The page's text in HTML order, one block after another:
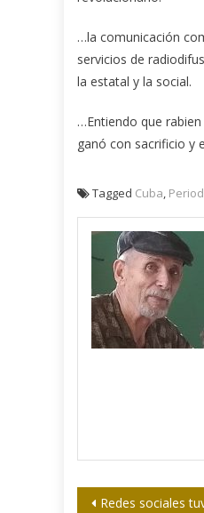
…la comunicación
servicios de
la estatal y la social.
…Entiendo que
ganó con sacrificio y
Tagged Cuba,
Redes sociales tuvieron más de 11.000 mdd en ingresos publicitarios